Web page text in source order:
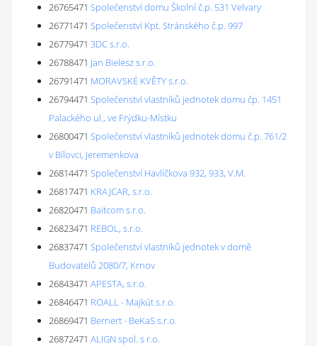
26765471 Společenství domu Školní č.p. 531 Velvary
26771471 Společenství Kpt. Stránského č.p. 997
26779471 3DC s.r.o.
26788471 Jan Bielesz s.r.o.
26791471 MORAVSKÉ KVĚTY s.r.o.
26794471 Společenství vlastníků jednotek domu čp. 1451
Palackého ul., ve Frýdku-Místku
26800471 Společenství vlastníků jednotek domu č.p. 761/2
v Bílovci, Jeremenkova
26814471 Společenství Havlíčkova 932, 933, V.M.
26817471 KRAJCAR, s.r.o.
26820471 Baitcom s.r.o.
26823471 REBOL, s.r.o.
26837471 Společenství vlastníků jednotek v domě
Budovatelů 2080/7, Krnov
26843471 APESTA, s.r.o.
26846471 ROALL - Majkút s.r.o.
26869471 Bernert - BeKaS s.r.o.
26872471 ALIGN spol. s r.o.